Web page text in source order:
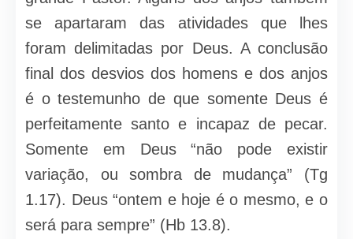
se apartaram das atividades que lhes
foram delimitadas por Deus. A conclusão
final dos desvios dos homens e dos anjos
é o testemunho de que somente Deus é
perfeitamente santo e incapaz de pecar.
Somente em Deus “não pode existir
variação, ou sombra de mudança” (Tg
1.17). Deus “ontem e hoje é o mesmo, e o
será para sempre” (Hb 13.8).